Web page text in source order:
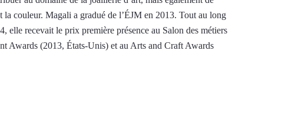
la couleur. Magali a gradué de l’ÉJM en 2013. Tout au long
elle recevait le prix première présence au Salon des métiers
Awards (2013, États-Unis) et au Arts and Craft Awards